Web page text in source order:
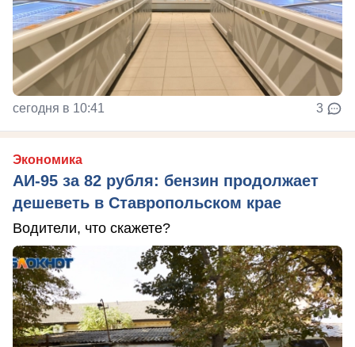
сегодня в 10:41 3
Экономика
АИ-95 за 82 рубля: бензин продолжает
дешеветь в Ставропольском крае
Водители, что скажете?